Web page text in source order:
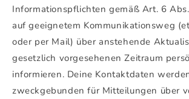
Informationspflichten gemäß Art. 6
auf geeignetem Kommunikationsweg
oder per Mail) über anstehende
gesetzlich vorgesehenen Zeitraum
informieren. Deine Kontaktdaten
zweckgebunden für Mitteilungen über